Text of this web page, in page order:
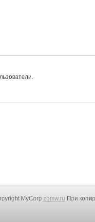
MyCorp zbmw.ru При